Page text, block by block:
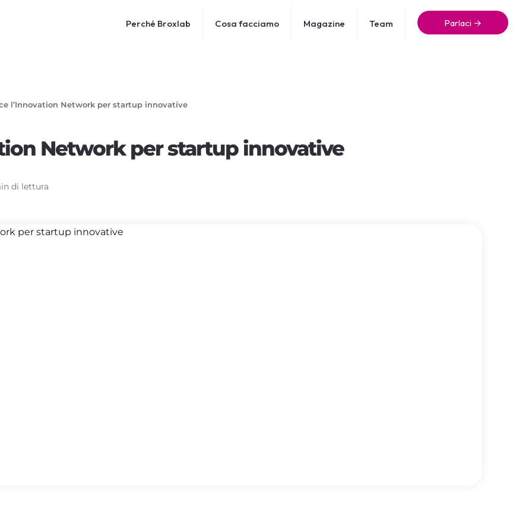
Perché Broxlab Cosa facciamo Magazine Team Parlaci →
l’Innovation Network per startup innovative
Network per startup innovative
di lettura